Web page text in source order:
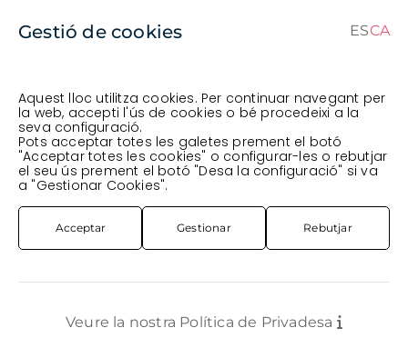
CAES
Comanda en curs (prevista per al) · Transportista
Veure comanda
COMPLEMENTS ESPRAI COLORS SPRAY MTN 94 *BLANC MATE* 400 ML
Gestió de cookies ESCA
Aquest lloc utilitza cookies. Per continuar navegant per
la web, accepti l'ús de cookies o bé procedeixi a la
seva configuració.
Pots acceptar totes les galetes prement el botó
"Acceptar totes les cookies" o configurar-les o rebutjar
el seu ús prement el botó "Desa la configuració" si va
a "Gestionar Cookies".
Acceptar Gestionar Rebutjar
Veure la nostra Política de Privadesa